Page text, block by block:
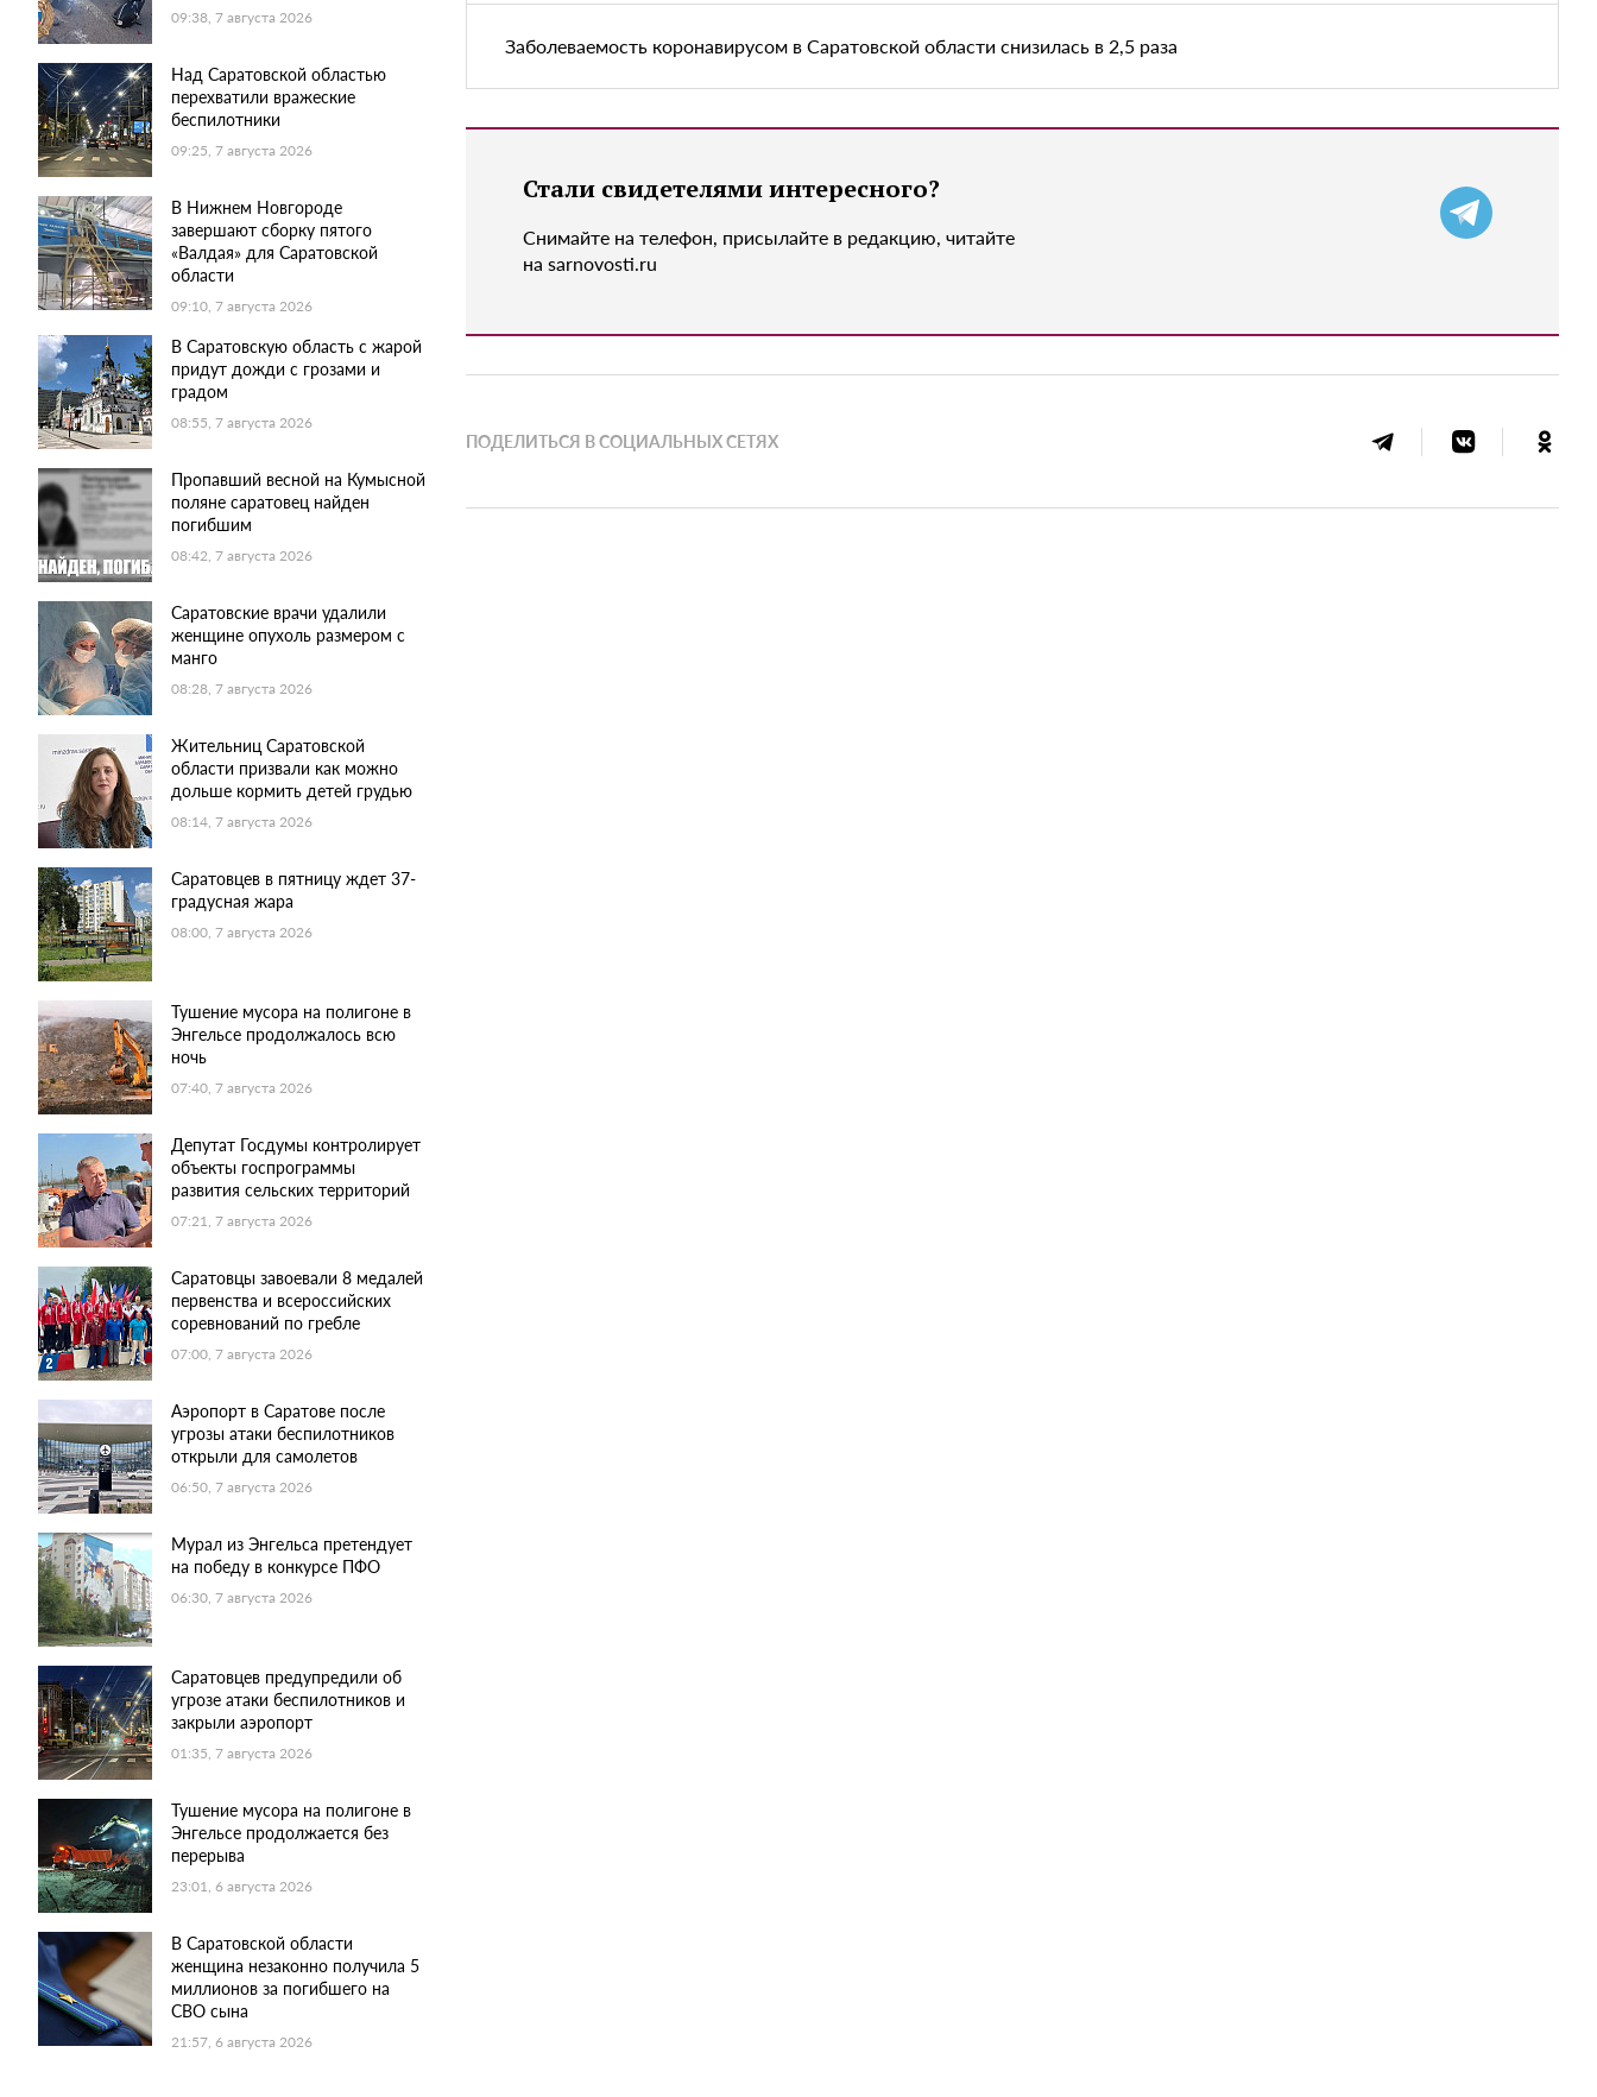
09:38, 7 августа 2026
Над Саратовской областью
перехватили вражеские
беспилотники
09:25, 7 августа 2026
В Нижнем Новгороде
завершают сборку пятого
«Валдая» для Саратовской
области
09:10, 7 августа 2026
В Саратовскую область с жарой
придут дожди с грозами и
градом
08:55, 7 августа 2026
Пропавший весной на Кумысной
поляне саратовец найден
погибшим
08:42, 7 августа 2026
Саратовские врачи удалили
женщине опухоль размером с
манго
08:28, 7 августа 2026
Жительниц Саратовской
области призвали как можно
дольше кормить детей грудью
08:14, 7 августа 2026
Саратовцев в пятницу ждет 37-
градусная жара
08:00, 7 августа 2026
Тушение мусора на полигоне в
Энгельсе продолжалось всю
ночь
07:40, 7 августа 2026
Депутат Госдумы контролирует
объекты госпрограммы
развития сельских территорий
07:21, 7 августа 2026
Саратовцы завоевали 8 медалей
первенства и всероссийских
соревнований по гребле
07:00, 7 августа 2026
Аэропорт в Саратове после
угрозы атаки беспилотников
открыли для самолетов
06:50, 7 августа 2026
Мурал из Энгельса претендует
на победу в конкурсе ПФО
06:30, 7 августа 2026
Саратовцев предупредили об
угрозе атаки беспилотников и
закрыли аэропорт
01:35, 7 августа 2026
Тушение мусора на полигоне в
Энгельсе продолжается без
перерыва
23:01, 6 августа 2026
В Саратовской области
женщина незаконно получила 5
миллионов за погибшего на
СВО сына
21:57, 6 августа 2026
Заболеваемость коронавирусом в Саратовской области снизилась в 2,5 раза
Стали свидетелями интересного?
Снимайте на телефон, присылайте в редакцию, читайте
на sarnovosti.ru
ПОДЕЛИТЬСЯ В СОЦИАЛЬНЫХ СЕТЯХ